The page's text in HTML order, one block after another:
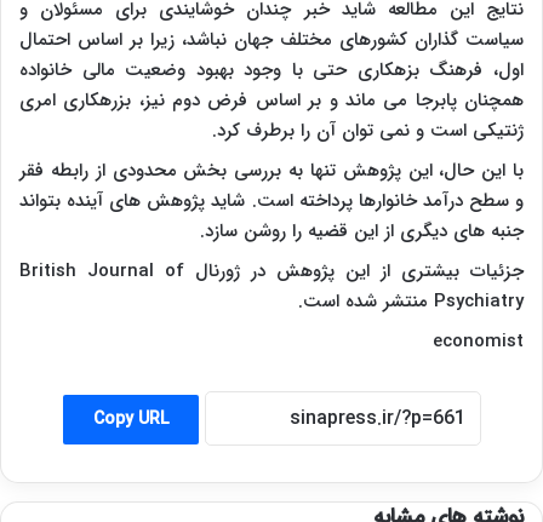
نتایج این مطالعه شاید خبر چندان خوشایندی برای مسئولان و
سیاست گذاران کشورهای مختلف جهان نباشد، زیرا بر اساس احتمال
اول، فرهنگ بزهکاری حتی با وجود بهبود وضعیت مالی خانواده
همچنان پابرجا می ماند و بر اساس فرض دوم نیز، بزرهکاری امری
ژنتیکی است و نمی توان آن را برطرف کرد.
با این حال، این پژوهش تنها به بررسی بخش محدودی از رابطه فقر
و سطح درآمد خانوارها پرداخته است. شاید پژوهش های آینده بتواند
جنبه های دیگری از این قضیه را روشن سازد.
جزئیات بیشتری از این پژوهش در ژورنال British Journal of
Psychiatry منتشر شده است.
economist
Copy URL